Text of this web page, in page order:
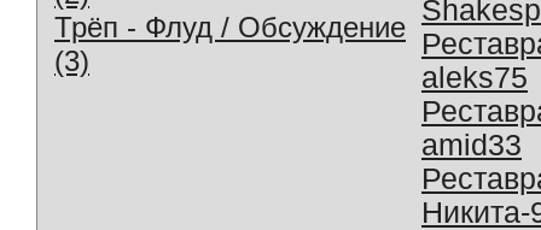
Трёп - Флуд / Обсуждение
(3)
aleks75
amid33
Никита-